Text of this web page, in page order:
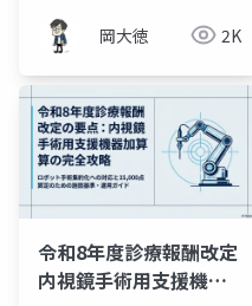
算定要件を図解
岡大徳 2K
令和8年度診療報酬改定
内視鏡手術用支援機器